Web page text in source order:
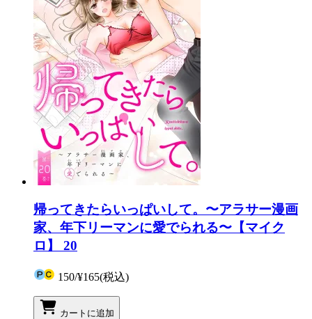
帰ってきたらいっぱいして。〜アラサー漫画
家、年下リーマンに愛でられる〜【マイク
ロ】 20
150/¥165(税込)
カートに追加